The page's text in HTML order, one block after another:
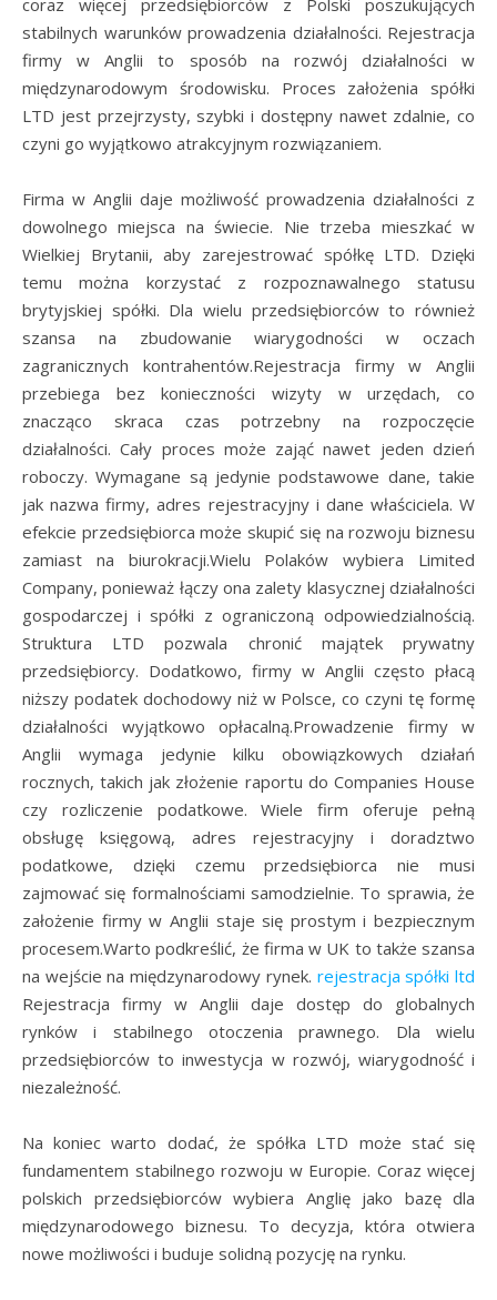
coraz więcej przedsiębiorców z Polski poszukujących
stabilnych warunków prowadzenia działalności. Rejestracja
firmy w Anglii to sposób na rozwój działalności w
międzynarodowym środowisku. Proces założenia spółki
LTD jest przejrzysty, szybki i dostępny nawet zdalnie, co
czyni go wyjątkowo atrakcyjnym rozwiązaniem.
Firma w Anglii daje możliwość prowadzenia działalności z
dowolnego miejsca na świecie. Nie trzeba mieszkać w
Wielkiej Brytanii, aby zarejestrować spółkę LTD. Dzięki
temu można korzystać z rozpoznawalnego statusu
brytyjskiej spółki. Dla wielu przedsiębiorców to również
szansa na zbudowanie wiarygodności w oczach
zagranicznych kontrahentów.Rejestracja firmy w Anglii
przebiega bez konieczności wizyty w urzędach, co
znacząco skraca czas potrzebny na rozpoczęcie
działalności. Cały proces może zająć nawet jeden dzień
roboczy. Wymagane są jedynie podstawowe dane, takie
jak nazwa firmy, adres rejestracyjny i dane właściciela. W
efekcie przedsiębiorca może skupić się na rozwoju biznesu
zamiast na biurokracji.Wielu Polaków wybiera Limited
Company, ponieważ łączy ona zalety klasycznej działalności
gospodarczej i spółki z ograniczoną odpowiedzialnością.
Struktura LTD pozwala chronić majątek prywatny
przedsiębiorcy. Dodatkowo, firmy w Anglii często płacą
niższy podatek dochodowy niż w Polsce, co czyni tę formę
działalności wyjątkowo opłacalną.Prowadzenie firmy w
Anglii wymaga jedynie kilku obowiązkowych działań
rocznych, takich jak złożenie raportu do Companies House
czy rozliczenie podatkowe. Wiele firm oferuje pełną
obsługę księgową, adres rejestracyjny i doradztwo
podatkowe, dzięki czemu przedsiębiorca nie musi
zajmować się formalnościami samodzielnie. To sprawia, że
założenie firmy w Anglii staje się prostym i bezpiecznym
procesem.Warto podkreślić, że firma w UK to także szansa
na wejście na międzynarodowy rynek. rejestracja spółki ltd
Rejestracja firmy w Anglii daje dostęp do globalnych
rynków i stabilnego otoczenia prawnego. Dla wielu
przedsiębiorców to inwestycja w rozwój, wiarygodność i
niezależność.
Na koniec warto dodać, że spółka LTD może stać się
fundamentem stabilnego rozwoju w Europie. Coraz więcej
polskich przedsiębiorców wybiera Anglię jako bazę dla
międzynarodowego biznesu. To decyzja, która otwiera
nowe możliwości i buduje solidną pozycję na rynku.